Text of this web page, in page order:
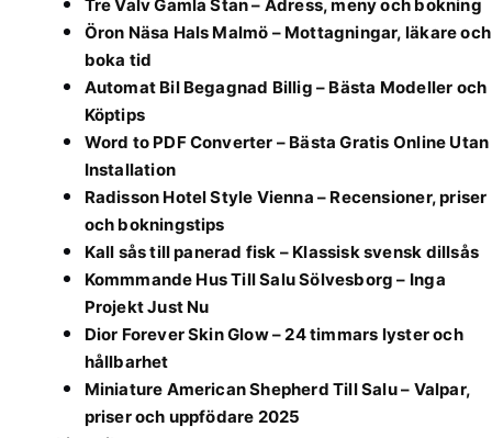
Tre Valv Gamla Stan – Adress, meny och bokning
Öron Näsa Hals Malmö – Mottagningar, läkare och
boka tid
Automat Bil Begagnad Billig – Bästa Modeller och
Köptips
Word to PDF Converter – Bästa Gratis Online Utan
Installation
Radisson Hotel Style Vienna – Recensioner, priser
och bokningstips
Kall sås till panerad fisk – Klassisk svensk dillsås
Kommmande Hus Till Salu Sölvesborg – Inga
Projekt Just Nu
Dior Forever Skin Glow – 24 timmars lyster och
hållbarhet
Miniature American Shepherd Till Salu – Valpar,
priser och uppfödare 2025